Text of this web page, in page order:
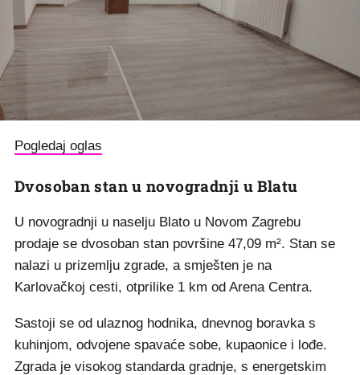
Pogledaj oglas
Dvosoban stan u novogradnji u Blatu
U novogradnji u naselju Blato u Novom Zagrebu
prodaje se dvosoban stan površine 47,09 m². Stan se
nalazi u prizemlju zgrade, a smješten je na
Karlovačkoj cesti, otprilike 1 km od Arena Centra.
Sastoji se od ulaznog hodnika, dnevnog boravka s
kuhinjom, odvojene spavaće sobe, kupaonice i lođe.
Zgrada je visokog standarda gradnje, s energetskim